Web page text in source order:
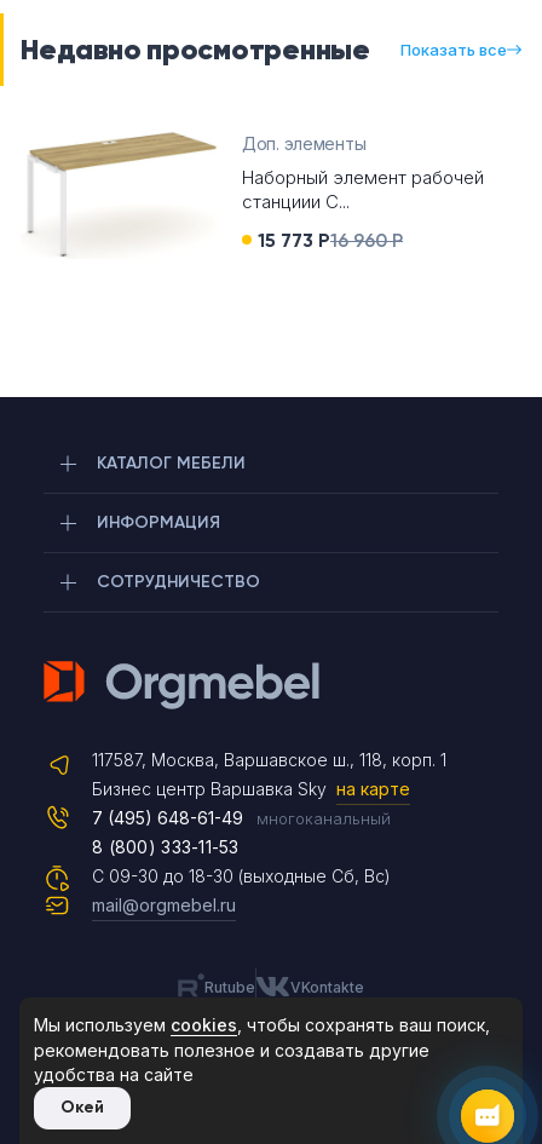
Недавно просмотренные Показать все
Доп. элементы
Наборный элемент рабочей
станциии C...
15 773 Р16 960 Р
КАТАЛОГ МЕБЕЛИ
ИНФОРМАЦИЯ
СОТРУДНИЧЕСТВО
117587, Москва, Варшавское ш., 118, корп. 1
Бизнес центр Варшавка Sky на карте
С 09-30 до 18-30 (выходные Сб, Вс)
7 (495) 648-61-49 многоканальный
8 (800) 333-11-53
mail@orgmebel.ru
Rutube VKontakte
Продажа офисной мебели.
Все права защищены.
Telegram
Max
Чат на сайте
8 (495) 183-47-87
По будням с 09:30 до 18:30
Мы используем cookies , чтобы сохранять ваш поиск,
рекомендовать полезное и создавать другие
удобства на сайте
Окей